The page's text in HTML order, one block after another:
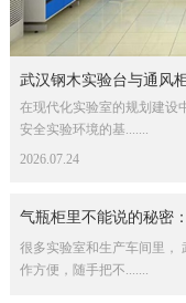
武汉钢木实验台与通风
在现代化实验室的规划建设
安全实验环境的基.......
2026.07.24
气瓶柜里不能说的秘密
很多实验室和生产车间里，
作方便，随手把不.......